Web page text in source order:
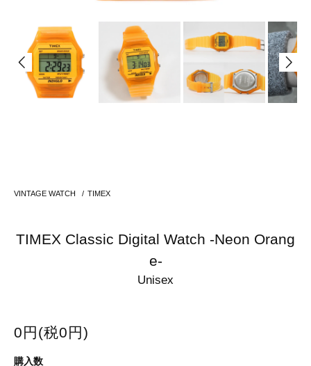
VINTAGE WATCH / TIMEX
TIMEX Classic Digital Watch -Neon Orang
e-
Unisex
0円(税0円)
購入数